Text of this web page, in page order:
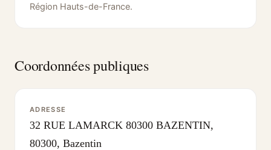
Région Hauts-de-France.
Coordonnées publiques
ADRESSE
32 RUE LAMARCK 80300 BAZENTIN,
80300, Bazentin